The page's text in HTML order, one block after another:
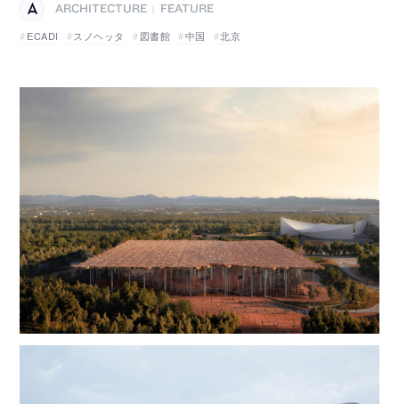
ARCHITECTURE
FEATURE
ECADI
スノヘッタ 図書館 中国 北京